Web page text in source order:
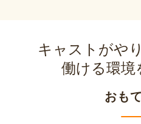
キャストがや
働ける環境
おも